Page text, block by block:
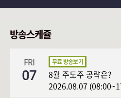
방송스케쥴
FRI
07
8월 주도주 공략은?
2026.08.07